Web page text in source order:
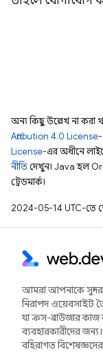
অন্য কিছু উল্লেখ না করা
Attribution 4.0 License
License-এর অধীনে
নীতিদেখুন। Java হল
ট্রেডমার্ক।
2024-05-14 UTC-তে
আমরা আপনাকে
নিরাপদ ওয়েবসাইট
যা ক্রস-ব্রাউজার
ব্যবহারকারীদের
বহিরাগত বিশেষজ্ঞদের